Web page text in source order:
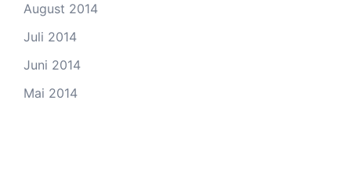
August 2014
Juli 2014
Juni 2014
Mai 2014